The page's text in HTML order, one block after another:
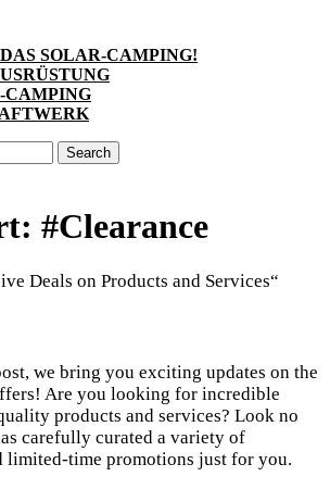
SOLAR-CAMPING!
CAMPING
#Clearance
Deals on Products and Services“
we bring you exciting updates on the
Are you looking for incredible
products and services? Look no
carefully curated a variety of
limited-time promotions just for you.